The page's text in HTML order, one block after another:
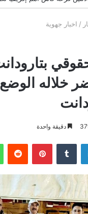
/ اخبار جهوية
خلاله
دقيقة واحدة
لينكدإن بينتيريست